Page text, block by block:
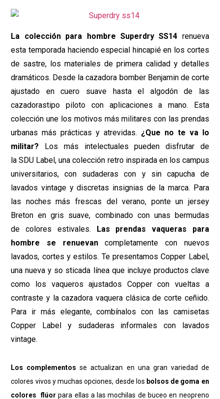
La colección para hombre Superdry SS14 renueva
esta temporada haciendo especial hincapié en los cortes
de sastre, los materiales de primera calidad y detalles
dramáticos. Desde la cazadora bomber Benjamin de corte
ajustado en cuero suave hasta el algodón de las
cazadorastipo piloto con aplicaciones a mano. Esta
colección une los motivos más militares con las prendas
urbanas más prácticas y atrevidas. ¿Que no te va lo
militar? Los más intelectuales pueden disfrutar de
la SDU Label, una colección retro inspirada en los campus
universitarios, con sudaderas con y sin capucha de
lavados vintage y discretas insignias de la marca. Para
las noches más frescas del verano, ponte un jersey
Breton en gris suave, combinado con unas bermudas
de colores estivales. Las prendas vaqueras para
hombre se renuevancompletamente con nuevos
lavados, cortes y estilos. Te presentamos Copper Label,
una nueva y so sticada línea que incluye productos clave
como los vaqueros ajustados Copper con vueltas a
contraste y la cazadora vaquera clásica de corte ceñido.
Para ir más elegante, combínalos con las camisetas
Copper Label y sudaderas informales con lavados
vintage.
Los complementos se actualizan en una gran variedad de
colores vivos y muchas opciones, desde los bolsos de goma en
colores flúorpara ellas a las mochilas de buceo en neopreno